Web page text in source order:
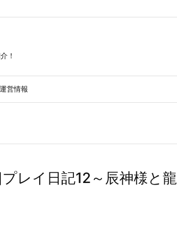
！
運営情報
レイ日記12～辰神様と龍